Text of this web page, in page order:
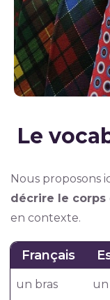
Le
Nous proposons
décrire le corps
en contexte.
Français
un bras un